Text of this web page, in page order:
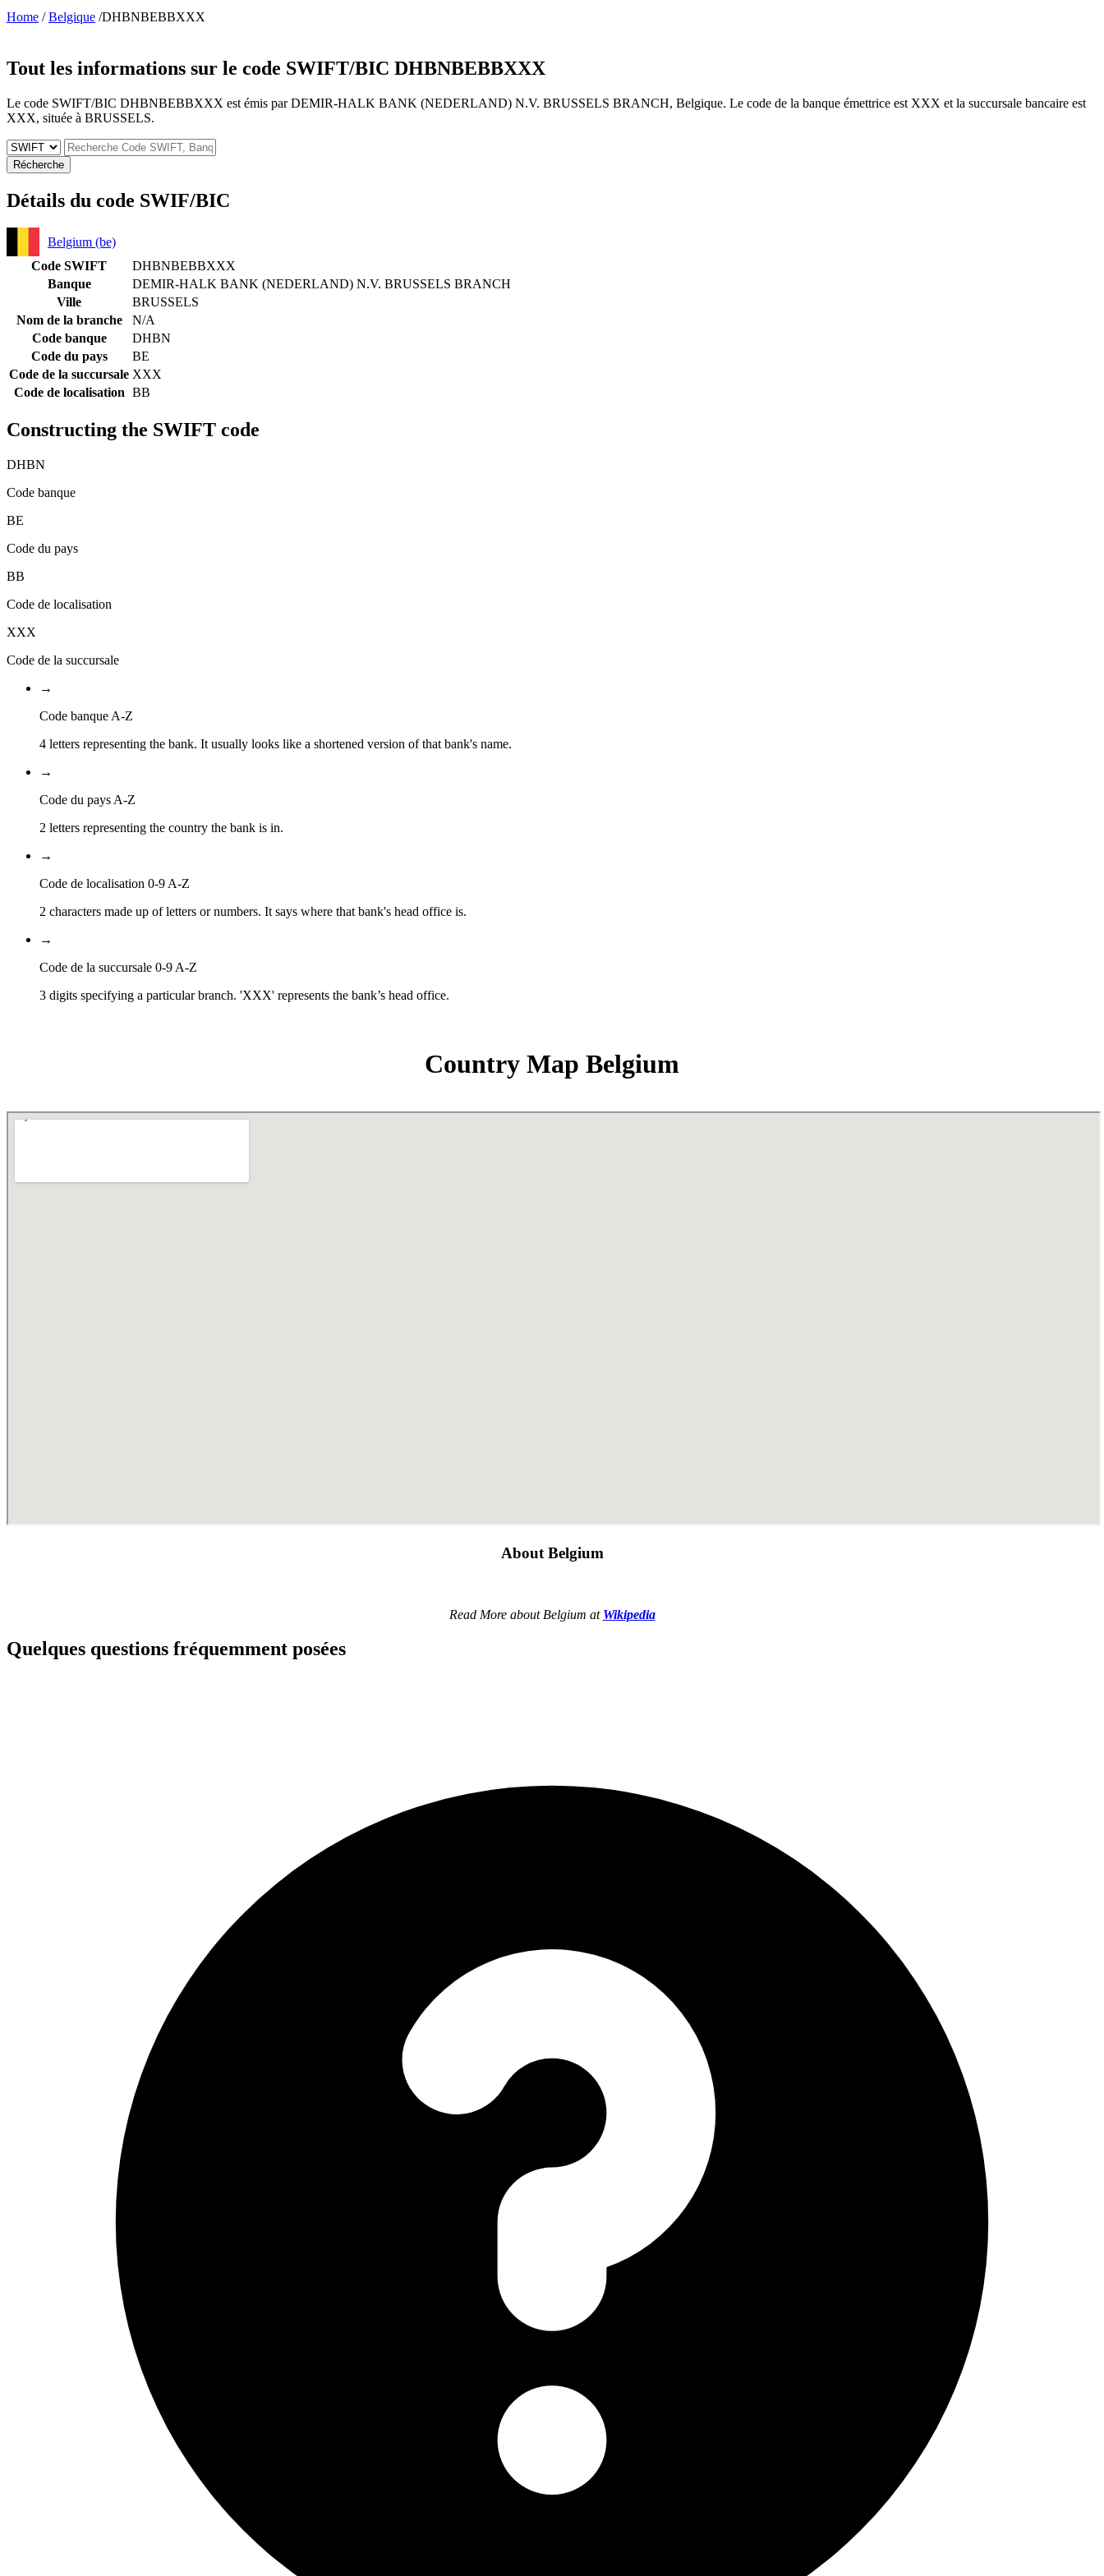
Home /Belgique /DHBNBEBBXXX
Tout les informations sur le code SWIFT/BIC DHBNBEBBXXX
Le code SWIFT/BIC DHBNBEBBXXX est émis par DEMIR-HALK BANK (NEDERLAND) N.V. BRUSSELS BRANCH, Belgique. Le code de la banque émettrice est XXX et la succursale bancaire est
XXX, située à BRUSSELS.
Récherche
Détails du code SWIF/BIC
Belgium (be)
Code SWIFT
DHBNBEBBXXX
Banque
DEMIR-HALK BANK (NEDERLAND) N.V. BRUSSELS BRANCH
Ville
BRUSSELS
Nom de la branche
N/A
Code banque
DHBN
Code du pays
BE
Code de la succursale XXX
Code de localisation BB
Constructing the SWIFT code
DHBN
Code banque
BE
Code du pays
BB
Code de localisation
XXX
Code de la succursale
→
Code banque A-Z
4 letters representing the bank. It usually looks like a shortened version of that bank's name.
→
Code du pays A-Z
2 letters representing the country the bank is in.
→
Code de localisation 0-9 A-Z
2 characters made up of letters or numbers. It says where that bank's head office is.
→
Code de la succursale 0-9 A-Z
3 digits specifying a particular branch. 'XXX' represents the bank’s head office.
Country Map Belgium
About Belgium
Read More about Belgium at Wikipedia
Quelques questions fréquemment posées